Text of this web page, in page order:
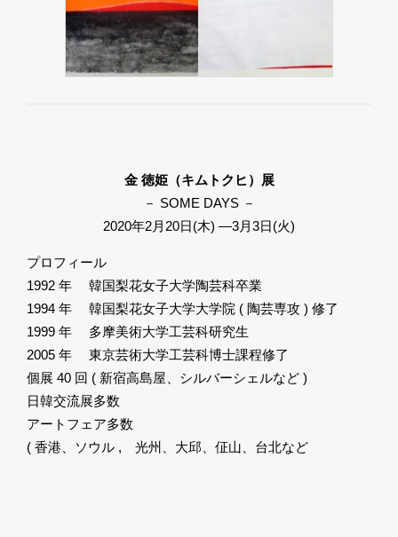
金 徳姫（キムトクヒ）展
－ SOME DAYS －
2020年2月20日(木) ―3月3日(火)
プロフィール
1992 年 韓国梨花女子大学陶芸科卒業
1994 年 韓国梨花女子大学大学院 ( 陶芸専攻 ) 修了
1999 年 多摩美術大学工芸科研究生
2005 年 東京芸術大学工芸科博士課程修了
個展 40 回 ( 新宿高島屋、シルバーシェルなど )
日韓交流展多数
アートフェア多数
( 香港、ソウル , 光州、大邱、佂山、台北など